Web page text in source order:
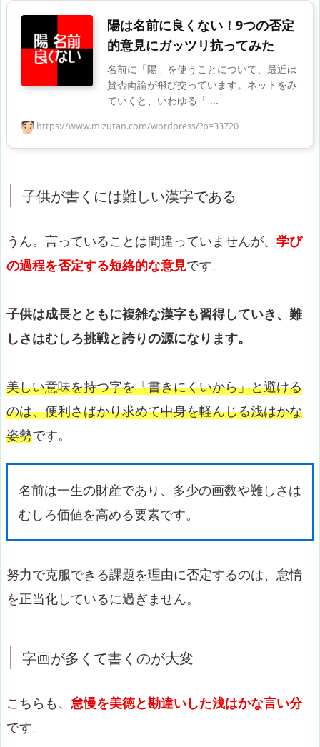
陽は名前に良くない！9つの否定
的意見にガッツリ抗ってみた
名前に「陽」を使うことについて、最近は
賛否両論が飛び交っています。ネットをみ
ていくと、いわゆる「 ...
https://www.mizutan.com/wordpress/?p=33720
子供が書くには難しい漢字である
うん。言っていることは間違っていませんが、 学び
の過程を否定する短絡的な意見です。
子供は成長とともに複雑な漢字も習得していき、難
しさはむしろ挑戦と誇りの源になります。
美しい意味を持つ字を「書きにくいから」と避ける
のは、便利さばかり求めて中身を軽んじる浅はかな
姿勢です。
名前は一生の財産であり、多少の画数や難しさは
むしろ価値を高める要素です。
努力で克服できる課題を理由に否定するのは、怠惰
を正当化しているに過ぎません。
字画が多くて書くのが大変
こちらも、 怠慢を美徳と勘違いした浅はかな言い分
です。